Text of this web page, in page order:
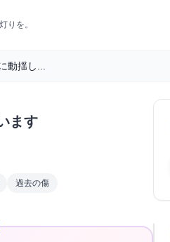
りを。
動揺し...
ます
過去の傷